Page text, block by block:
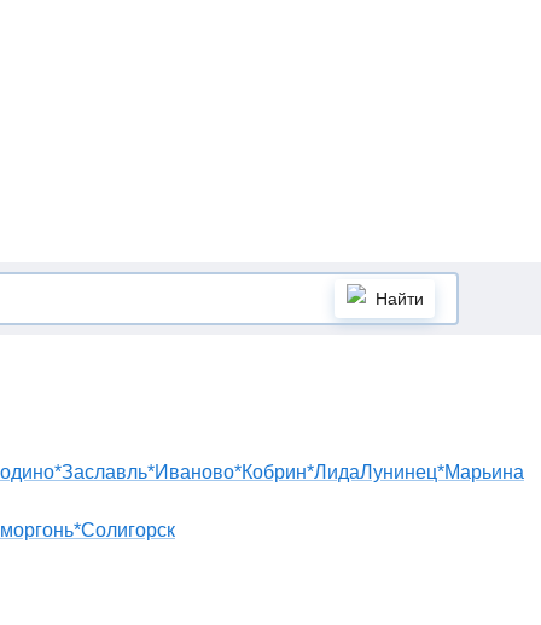
Найти
Заславль*Иваново*Кобрин*ЛидаЛунинец*Марьина
Солигорск